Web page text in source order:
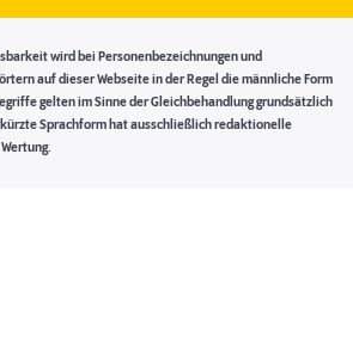
wird bei Personenbezeichnungen und
auf dieser Webseite in der Regel die männliche Form
gelten im Sinne der Gleichbehandlung grundsätzlich
Sprachform hat ausschließlich redaktionelle